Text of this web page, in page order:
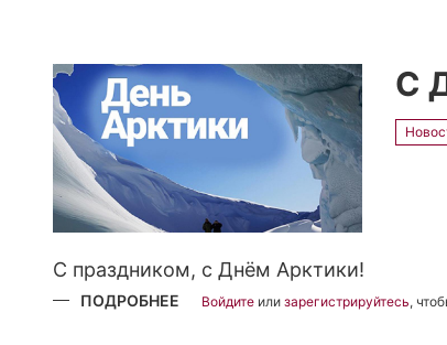
ПОЧЕТНОГО
ЗВАНИЯ
«ЗАСЛУЖЕННЫЙ
АРТИСТ
РЕСПУБЛИКИ
САХА
С
С праздником, с Днём Арктики!
ПОДРОБНЕЕ Войдите или зарегистрируйтесь,